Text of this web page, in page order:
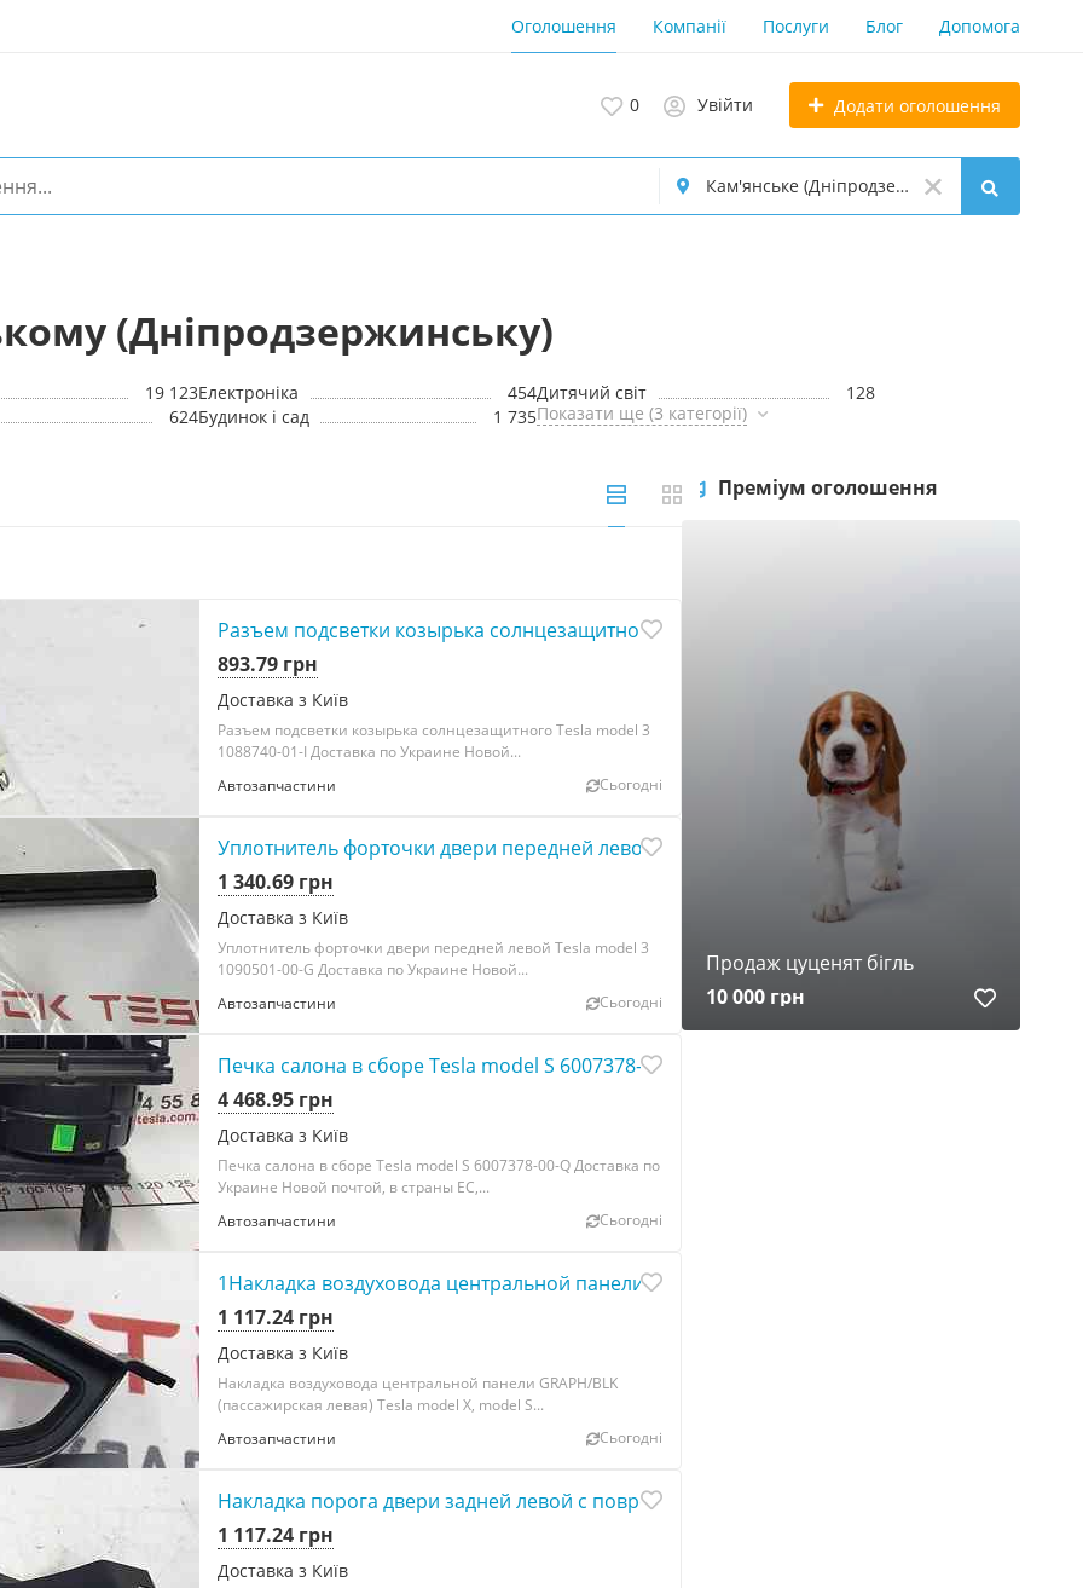
Оголошення Компанії Послуги Блог Допомога
0 Увійти Додати оголошення
(Дніпродзержинську)
19 123Електроніка 454Дитячий світ
128
624Будинок і сад 1 735Показати ще (3 категорії)
Разъем подсветки козырька солнцезащитного Tesla model 3 1088740-01-I
893.79 грн
Доставка з Київ
Разъем подсветки козырька солнцезащитного Tesla model 3
1088740-01-I Доставка по Украине Новой...
Автозапчастини
Сьогодні
Уплотнитель форточки двери передней левой Tesla model 3 1090501-00-G
1 340.69 грн
Доставка з Київ
Уплотнитель форточки двери передней левой Tesla model 3
1090501-00-G Доставка по Украине Новой...
Автозапчастини
Сьогодні
Печка салона в сборе Tesla model S 6007378-00-Q
4 468.95 грн
Доставка з Київ
Печка салона в сборе Tesla model S 6007378-00-Q Доставка по
Украине Новой почтой, в страны ЕС,...
Автозапчастини
Сьогодні
1Накладка воздуховода центральной панели GRAPH/BLK (пассажирская левая) Tesla model
1 117.24 грн
Доставка з Київ
Накладка воздуховода центральной панели GRAPH/BLK
(пассажирская левая) Tesla model X, model S...
Автозапчастини
Сьогодні
Накладка порога двери задней левой с повреждениями Tesla model 3 1086309-00-F
1 117.24 грн
Доставка з Київ
Преміум оголошення
Продаж цуценят бігль
10 000 грн